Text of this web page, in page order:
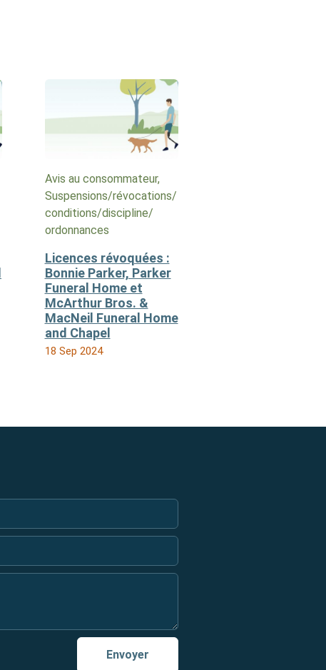
Avis au consommateur,
Suspensions/​révocations/​
conditions/​discipline/​
ordonnances
Licences révoquées :
Bonnie Parker, Parker
Funeral Home et
McArthur Bros. &
MacNeil Funeral Home
and Chapel
18 Sep 2024
Envoyer